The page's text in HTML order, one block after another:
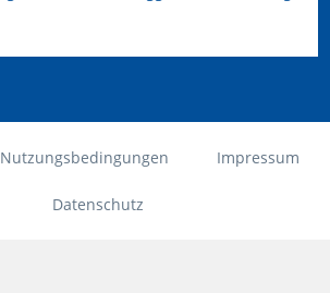
Nutzungsbedingungen Impressum
Datenschutz